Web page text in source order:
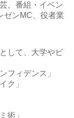
、番組・イベン
ゼンMC、役者業
して、大学やビ
フィデンス」
ク」
術」